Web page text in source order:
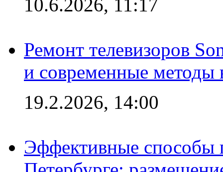
10.6.2026, 11:17
Ремонт телевизоров
и современные методы
19.2.2026, 14:00
Эффективные способы